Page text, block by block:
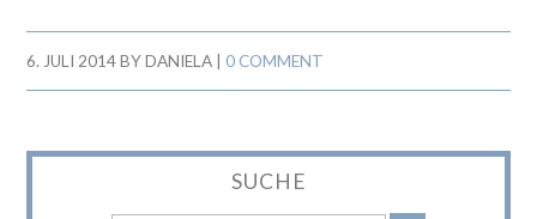
6. JULI 2014BYDANIELA |0 COMMENT
SUCHE